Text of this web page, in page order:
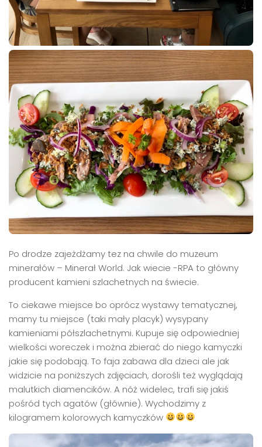
Po drodze zajeżdżamy tez na chwile do muzeum
minerałów – Minerał World. Jak wiecie -RPA to główny
producent kamieni szlachetnych na świecie.
To ciekawe miejsce bo oprócz wystawy tematycznej,
mamy tu miejsce (taki mały placyk) wysypany
kamieniami półszlachetnymi. Kupuje się odpowiedniej
wielkości woreczek i można zbierać do niego kamyczki
jakie się podobają. To faja zabawa dla dzieci ale jak
widzicie na poniższych zdjęciach, dorośli też wyglądają
malutkich diamencików. A nóż widelec, trafi się jakiś
pośród tych agatów (głównie). Wychodzimy z
kilogramem kolorowych kamyczków